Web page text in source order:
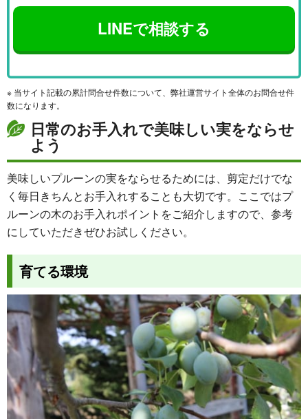
LINEで相談する
※ 当サイト記載の累計問合せ件数について、弊社運営サイト全体のお問合せ件
数になります。
日常のお手入れで美味しい実をならせ
よう
美味しいプルーンの実をならせるためには、剪定だけでな
く毎日きちんとお手入れすることも大切です。ここではプ
ルーンの木のお手入れポイントをご紹介しますので、参考
にしていただきぜひお試しください。
育てる環境